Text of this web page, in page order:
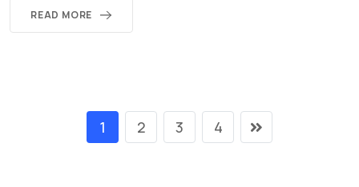
READ MORE
1 2 3 4